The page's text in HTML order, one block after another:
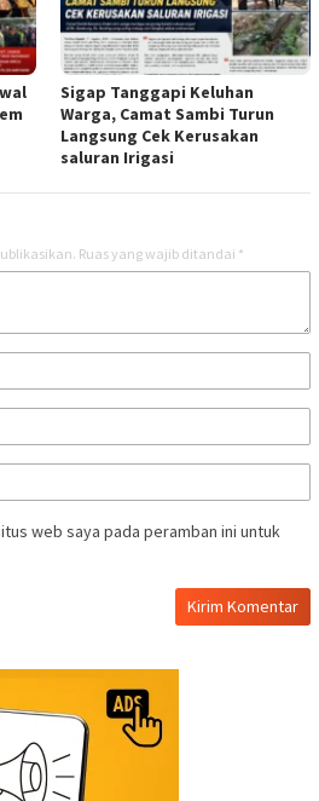
Sigap Tanggapi Keluhan
Warga, Camat Sambi Turun
Langsung Cek Kerusakan
saluran Irigasi
Ruas yang wajib ditandai *
web saya pada peramban ini untuk